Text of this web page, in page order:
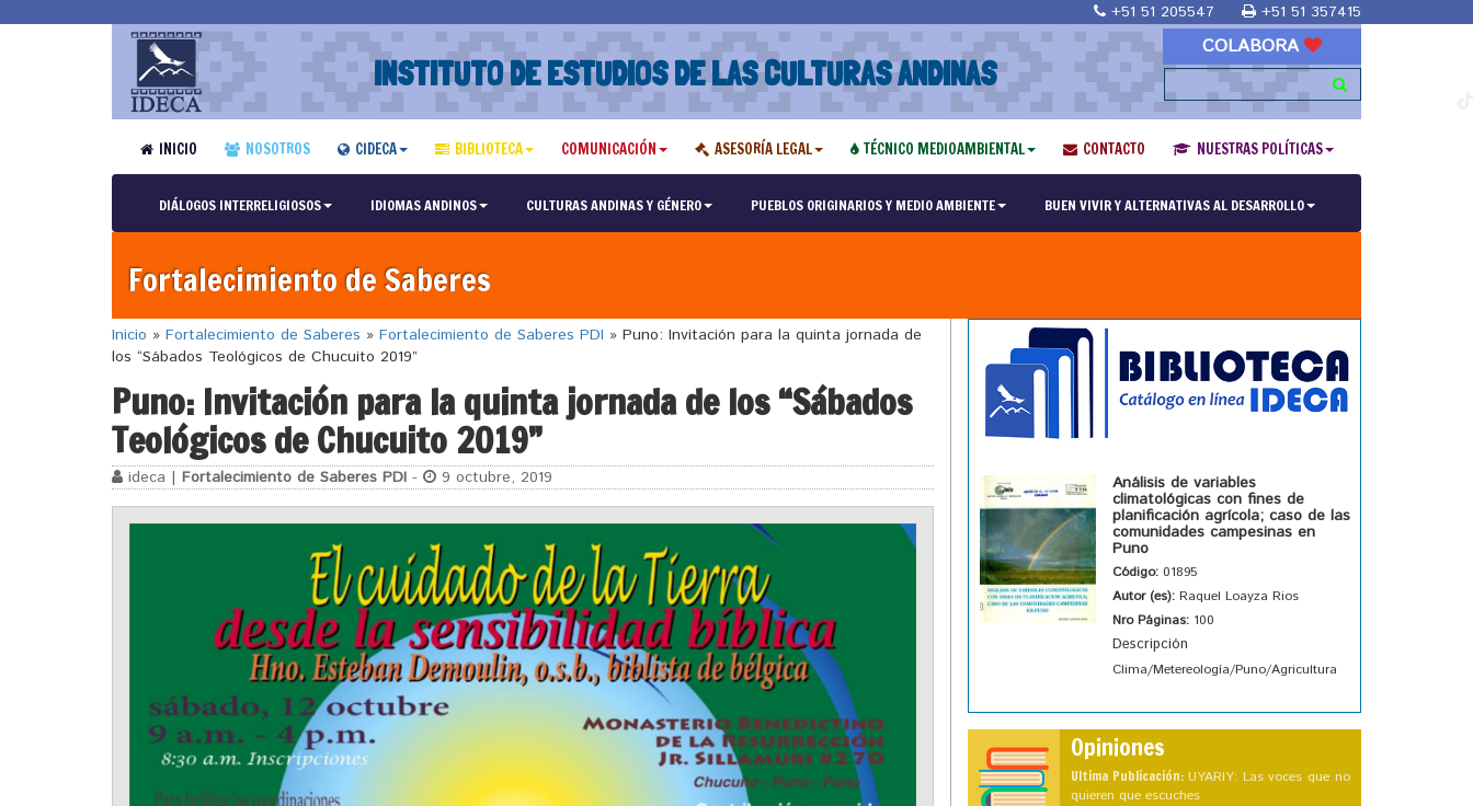
+51 51 205547 +51 51 357415
INSTITUTO DE ESTUDIOS DE LAS CULTURAS ANDINAS
COLABORA
INICIO NOSOTROS CIDECA BIBLIOTECA COMUNICACIÓN ASESORÍA LEGAL TÉCNICO MEDIOAMBIENTAL CONTACTO NUESTRAS POLÍTICAS
DIÁLOGOS INTERRELIGIOSOS IDIOMAS ANDINOS CULTURAS ANDINAS Y GÉNERO PUEBLOS ORIGINARIOS Y MEDIO AMBIENTE BUEN VIVIR Y ALTERNATIVAS AL DESARROLLO
Fortalecimiento de Saberes
Inicio » Fortalecimiento de Saberes » Fortalecimiento de Saberes PDI » Puno: Invitación para la quinta jornada de
los “Sábados Teológicos de Chucuito 2019”
Puno: Invitación para la quinta jornada de los “Sábados
Teológicos de Chucuito 2019”
ideca | Fortalecimiento de Saberes PDI - 9 octubre, 2019 Análisis de variables
climatológicas con fines de
planificación agrícola; caso de las
comunidades campesinas en
Puno
Código: 01895
Autor (es): Raquel Loayza Rios
Nro Páginas: 100
Descripción
Clima/Metereología/Puno/Agricultura
Opiniones
Ultima Publicación: UYARIY: Las voces que no
quieren que escuches